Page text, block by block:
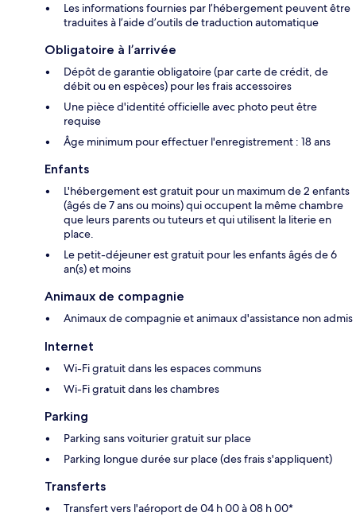
Les informations fournies par l’hébergement peuvent être
traduites à l’aide d’outils de traduction automatique
Obligatoire à l’arrivée
Dépôt de garantie obligatoire (par carte de crédit, de
débit ou en espèces) pour les frais accessoires
Une pièce d'identité officielle avec photo peut être
requise
Âge minimum pour effectuer l'enregistrement : 18 ans
Enfants
L'hébergement est gratuit pour un maximum de 2 enfants
(âgés de 7 ans ou moins) qui occupent la même chambre
que leurs parents ou tuteurs et qui utilisent la literie en
place.
Le petit-déjeuner est gratuit pour les enfants âgés de 6
an(s) et moins
Animaux de compagnie
Animaux de compagnie et animaux d'assistance non admis
Internet
Wi-Fi gratuit dans les espaces communs
Wi-Fi gratuit dans les chambres
Parking
Parking sans voiturier gratuit sur place
Parking longue durée sur place (des frais s'appliquent)
Transferts
Transfert vers l'aéroport de 04 h 00 à 08 h 00*